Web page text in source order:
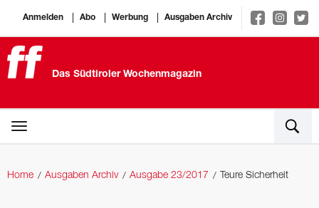
Anmelden Abo Werbung Ausgaben Archiv
Das Südtiroler Wochenmagazin
Home Ausgaben Archiv Ausgabe 23/2017 Teure Sicherheit